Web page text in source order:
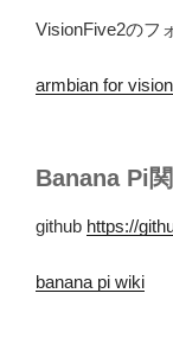
VisionFive2のフ
armbian for
Banana Pi
github https://
banana pi wiki